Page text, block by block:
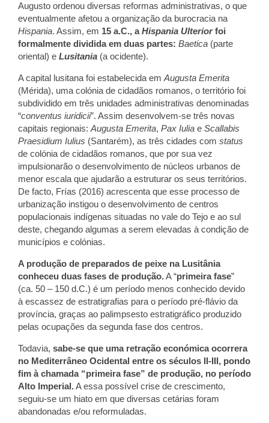
Augusto ordenou diversas reformas administrativas, o que
eventualmente afetou a organização da burocracia na
Hispania. Assim, em 15 a.C., aHispania Ulteriorfoi
formalmente dividida em duas partes: Baetica (parte
oriental) e Lusitania (a ocidente).
A capital lusitana foi estabelecida emAugusta Emerita
(Mérida), uma colónia de cidadãos romanos, o território foi
subdividido em três unidades administrativas denominadas
“conventus iuridicii”. Assim desenvolvem-se três novas
capitais regionais:Augusta Emerita, Pax Iulia e Scallabis
Praesidium Iulius (Santarém), as três cidades com status
de colónia de cidadãos romanos, que por sua vez
impulsionarão o desenvolvimento de núcleos urbanos de
menor escala que ajudarão a estruturar os seus territórios.
De facto, Frías (2016) acrescenta que esse processo de
urbanização instigou o desenvolvimento de centros
populacionais indígenas situadas no vale do Tejo e ao sul
deste, chegando algumas a serem elevadas à condição de
municípios e colónias.
A produção de preparados de peixe na Lusitânia
conheceu duas fases de produção.A “primeira fase”
(ca. 50 – 150 d.C.) é um período menos conhecido devido
à escassez de estratigrafias para o período pré-flávio da
província, graças ao palimpsesto estratigráfico produzido
pelas ocupações da segunda fase dos centros.
Todavia, sabe-se que uma retração económica ocorrera
no Mediterrâneo Ocidental entre os séculos II-III, pondo
fim à chamada “primeira fase” de produção, no período
Alto Imperial.A essa possível crise de crescimento,
seguiu-se um hiato em que diversas cetárias foram
abandonadas e/ou reformuladas.